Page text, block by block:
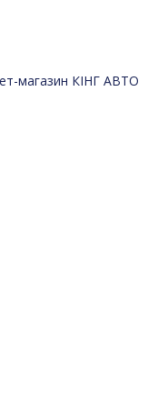
магазин КІНГ АВТО